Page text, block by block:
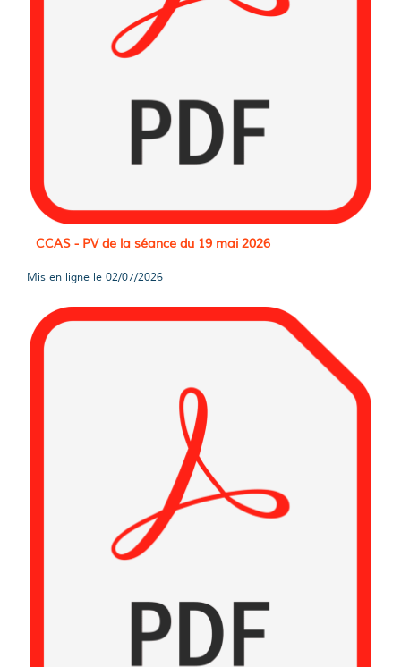
CCAS - PV de la séance du 19 mai 2026
Mis en ligne le 02/07/2026